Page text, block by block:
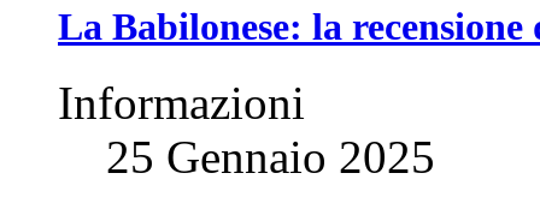
La Babilonese: la
Informazioni
25 Gennaio 2025